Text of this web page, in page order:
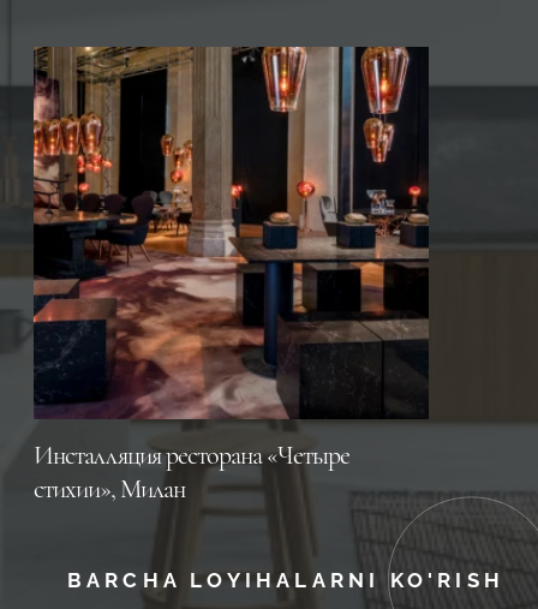
Инсталляция ресторана «Четыре
стихии», Милан
BARCHA LOYIHALARNI KO'RISH